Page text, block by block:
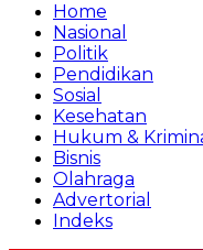
Home
Nasional
Politik
Pendidikan
Sosial
Kesehatan
Hukum &
Bisnis
Olahraga
Advertorial
Indeks